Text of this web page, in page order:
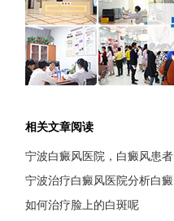
相关文章阅读
宁波白癜风医院，白癜风患者
宁波治疗白癜风医院分析白癜
如何治疗脸上的白斑呢